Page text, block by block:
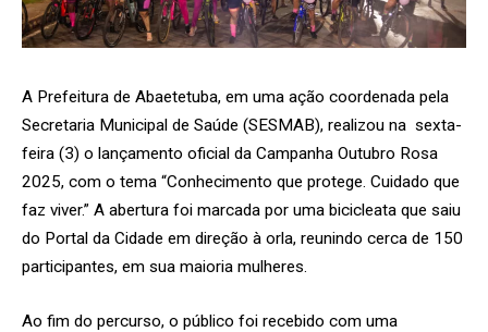
A Prefeitura de Abaetetuba, em uma ação coordenada pela
Secretaria Municipal de Saúde (SESMAB), realizou na sexta-
feira (3) o lançamento oficial da Campanha Outubro Rosa
2025, com o tema “Conhecimento que protege. Cuidado que
faz viver.” A abertura foi marcada por uma bicicleata que saiu
do Portal da Cidade em direção à orla, reunindo cerca de 150
participantes, em sua maioria mulheres.
Ao fim do percurso, o público foi recebido com uma